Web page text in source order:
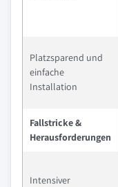
Platzsparend und
einfache
Installation
Fallstricke &
Herausforderungen
Intensiver